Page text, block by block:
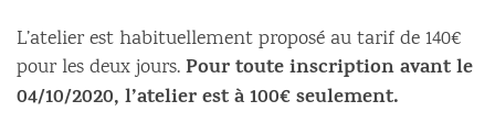
L’atelier est habituellement proposé au tarif de 140€
pour les deux jours.Pour toute inscription avant le
04/10/2020, l’atelier est à 100€ seulement.